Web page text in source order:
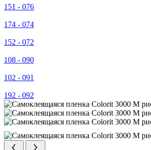
151 - 076
174 - 074
152 - 072
108 - 090
102 - 091
192 - 092